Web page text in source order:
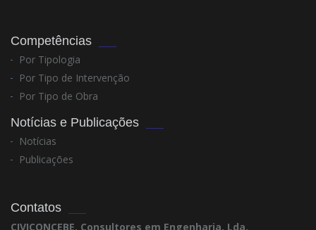
Competências
Por Tipologia
Por Tipo de Intervenção
Por Tipo de Obra
Notícias e Publicações
Notícias
Publicações
Contatos
CIVICONCEBE, Consultores em Engenharia, Lda.